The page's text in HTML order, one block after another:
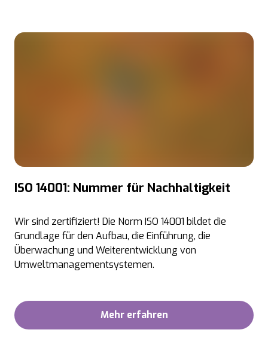
ISO 14001: Nummer für Nachhaltigkeit
Wir sind zertifiziert! Die Norm ISO 14001 bildet die
Grundlage für den Aufbau, die Einführung, die
Überwachung und Weiterentwicklung von
Umweltmanagementsystemen.
Mehr erfahren